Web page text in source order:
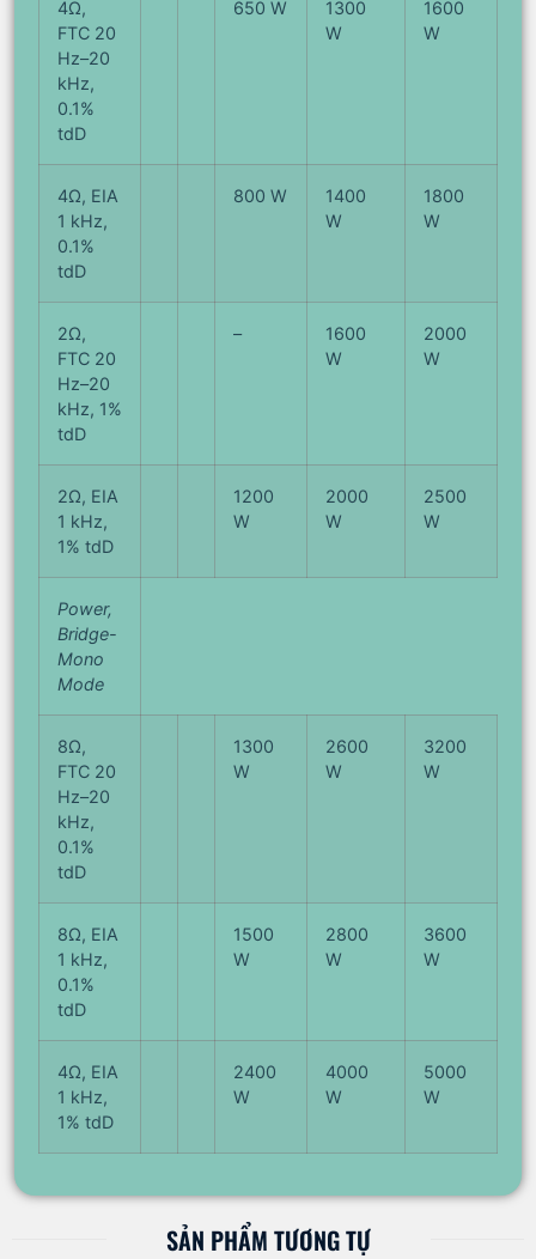
4Ω,
FTC 20
Hz–20
kHz,
0.1%
tdD
650 W
1300
W
1600
W
4Ω, EIA
1 kHz,
0.1%
tdD
800 W
1400
W
1800
W
2Ω,
FTC 20
Hz–20
kHz, 1%
tdD
–
1600
W
2000
W
2Ω, EIA
1 kHz,
1% tdD
1200
W
2000
W
2500
W
Power,
Bridge-
Mono
Mode
8Ω,
FTC 20
Hz–20
kHz,
0.1%
tdD
1300
W
2600
W
3200
W
8Ω, EIA
1 kHz,
0.1%
tdD
1500
W
2800
W
3600
W
4Ω, EIA
1 kHz,
1% tdD
2400
W
4000
W
5000
W
SẢN PHẨM TƯƠNG TỰ